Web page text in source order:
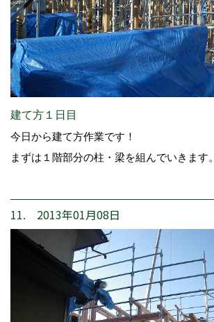
建て方１日目
今日から建て方作業です！
まずは１階部分の柱・梁を組んでいきます。
11. 2013年01月08日